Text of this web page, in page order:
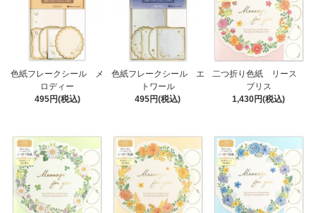
色紙フレークシール メ
ロディー
495円(税込)
色紙フレークシール エ
トワール
495円(税込)
二つ折り色紙 リース
ブリス
1,430円(税込)